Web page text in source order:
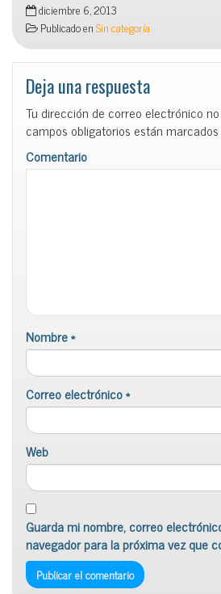
diciembre 6, 2013
Publicado enSin categoría
Deja una respuesta
Tu dirección de correo electrónico
campos obligatorios están
Comentario
Nombre*
Correo electrónico*
Web
Guarda mi nombre, correo
navegador para la próxima vez que